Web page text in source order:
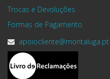
Trocas e Devoluções
Formas de Pagamento
apoiocliente@montaluga.pt